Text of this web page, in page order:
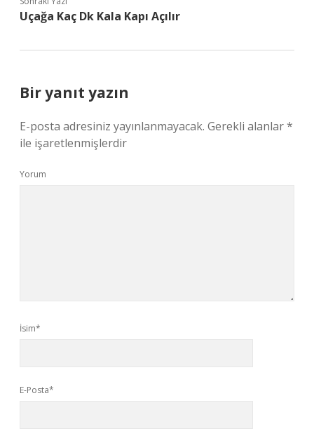
Uçağa Kaç Dk Kala Kapı Açılır
Bir yanıt yazın
E-posta adresiniz yayınlanmayacak. Gerekli alanlar*
ile işaretlenmişlerdir
Yorum
İsim*
E-Posta*